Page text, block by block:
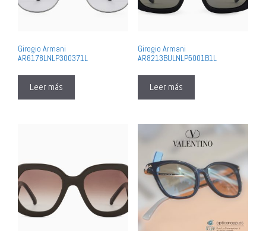
Girogio Armani
AR6178LNLP300371L
Leer más
Girogio Armani
AR8213BULNLP5001B1L
Leer más